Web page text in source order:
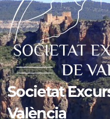
Societat
València